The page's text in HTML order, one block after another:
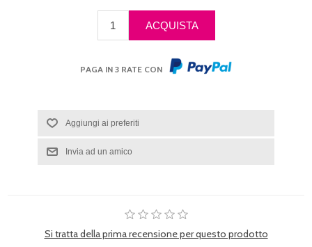
PAGA IN 3 RATE CON
Si tratta della prima recensione per questo prodotto